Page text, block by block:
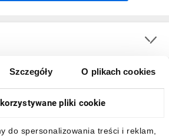
Szczegóły O plikach cookies
pliki cookie
do spersonalizowania treści i reklam,